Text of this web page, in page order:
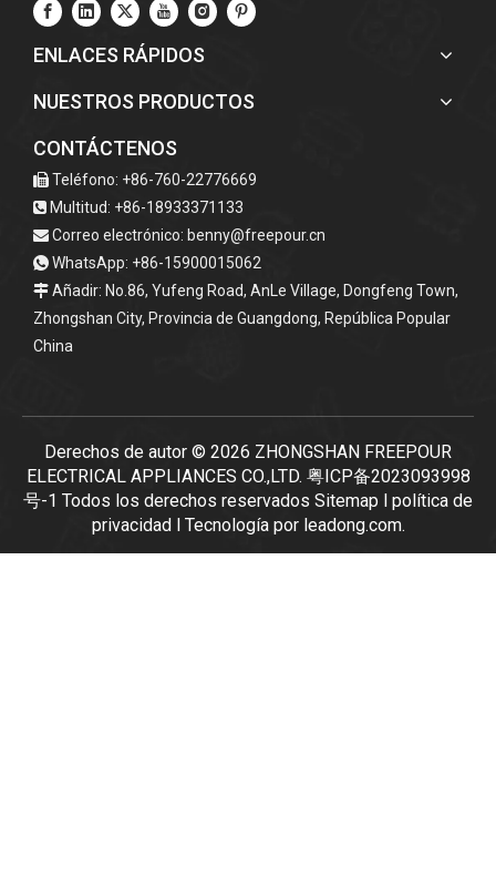
ENLACES RÁPIDOS
NUESTROS PRODUCTOS
CONTÁCTENOS
 Teléfono: +86-760-22776669
 Multitud: +86-18933371133
 Correo electrónico: benny@freepour.cn
 WhatsApp: +86-15900015062
 Añadir: No.86, Yufeng Road, AnLe Village, Dongfeng Town,
Zhongshan City, Provincia de Guangdong, República Popular
China
Derechos de autor © 2026 ZHONGSHAN FREEPOUR
ELECTRICAL APPLIANCES CO.,LTD. 粤ICP备2023093998
号-1 Todos los derechos reservados Sitemap
política de
privacidad l Tecnología por leadong.com.